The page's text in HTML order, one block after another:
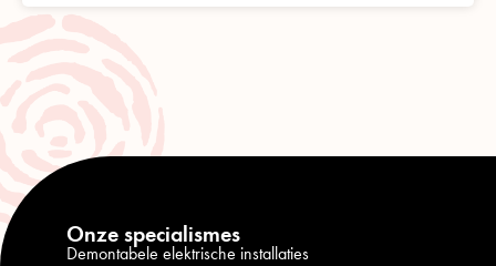
Onze specialismes
Demontabele elektrische installaties